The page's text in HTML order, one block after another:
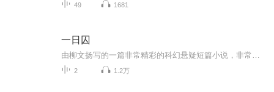
49 1681
一日囚
2 1.2万